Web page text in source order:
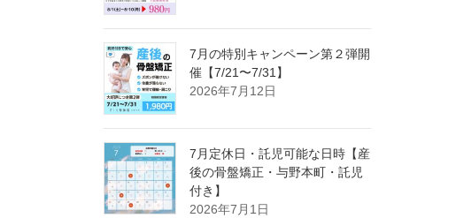
7月の特別キャンペーン第２弾開
催【7/21〜7/31】
2026年7月12日
7月定休日・託児可能な日時【産
後の骨盤矯正・与野本町・託児
付き】
2026年7月1日